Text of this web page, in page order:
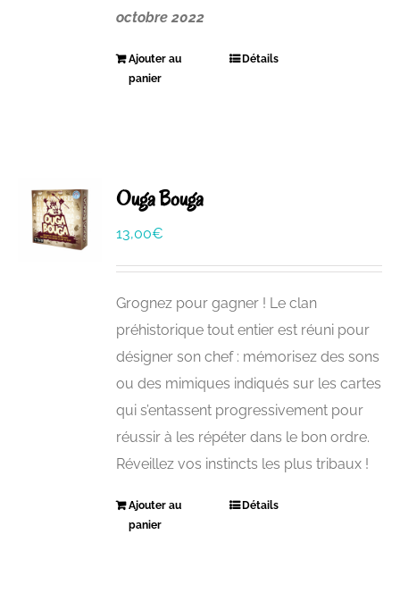
octobre 2022
Ajouter au
panier
Détails
Ouga Bouga
13,00€
Grognez pour gagner ! Le clan
préhistorique tout entier est réuni pour
désigner son chef : mémorisez des sons
ou des mimiques indiqués sur les cartes
qui s’entassent progressivement pour
réussir à les répéter dans le bon ordre.
Réveillez vos instincts les plus tribaux !
Ajouter au
panier
Détails